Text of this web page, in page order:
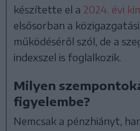
készítette el a 2024. évi
elsősorban a
működéséről szól, de a
indexszel is foglalkozik.
Milyen
figyelembe?
Nemcsak a pénzhiányt,